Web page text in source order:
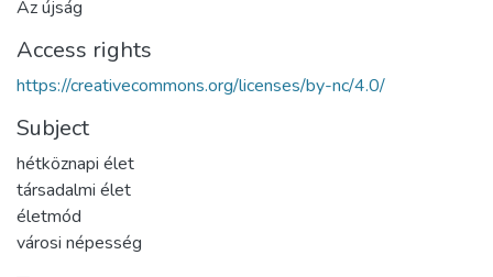
Az újság
Access rights
https://creativecommons.org/licenses/by-nc/4.0/
Subject
hétköznapi élet
társadalmi élet
életmód
városi népesség